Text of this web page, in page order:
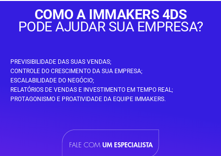
COMO A IMMAKERS 4DS
PODE AJUDAR SUA EMPRESA?
PREVISIBILIDADE DAS SUAS VENDAS;
CONTROLE DO CRESCIMENTO DA SUA EMPRESA;
ESCALABILIDADE DO NEGÓCIO;
RELATÓRIOS DE VENDAS E INVESTIMENTO EM TEMPO REAL;
PROTAGONISMO E PROATIVIDADE DA EQUIPE IMMAKERS.